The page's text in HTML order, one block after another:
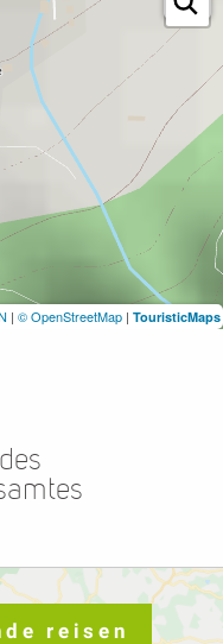
| © OpenStreetMap | TouristicMaps
reisen